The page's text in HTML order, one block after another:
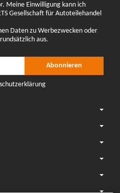
Meine Einwilligung kann ich
Gesellschaft für Autoteilehandel
Daten zu Werbezwecken oder
aus.
Abonnieren